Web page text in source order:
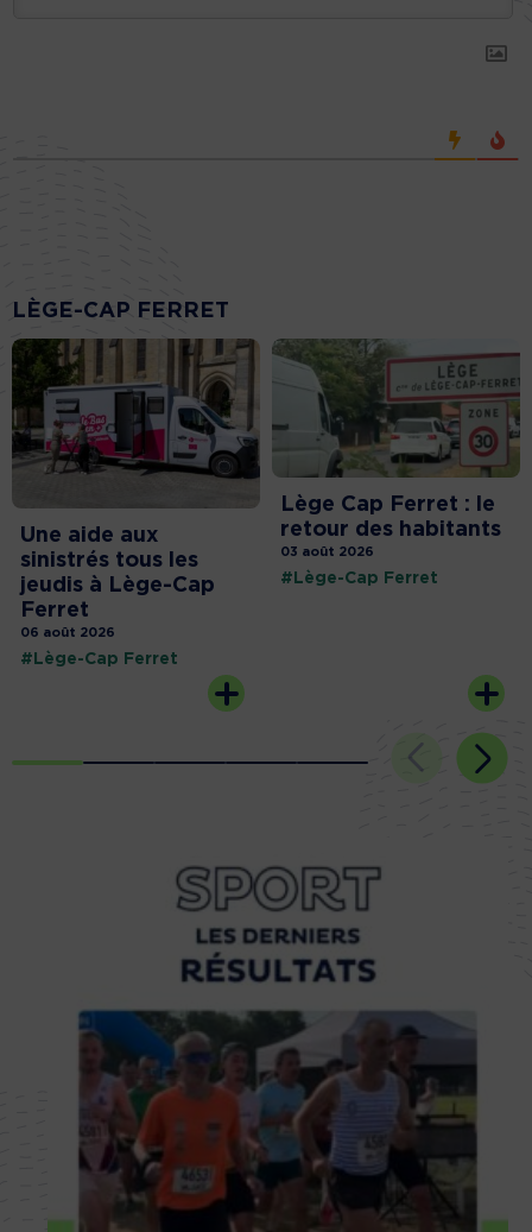
LÈGE-CAP FERRET
Une aide aux
sinistrés tous les
jeudis à Lège-Cap
Ferret
06 août 2026
#Lège-Cap Ferret
Lège Cap Ferret : le
retour des habitants
03 août 2026
#Lège-Cap Ferret